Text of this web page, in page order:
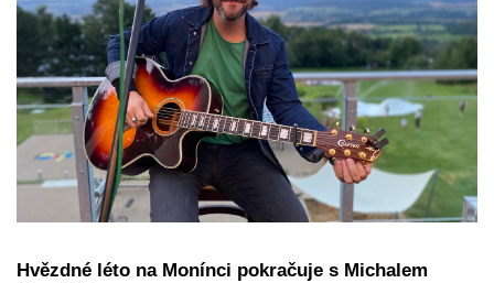
Hvězdné léto na Monínci pokračuje s Michalem